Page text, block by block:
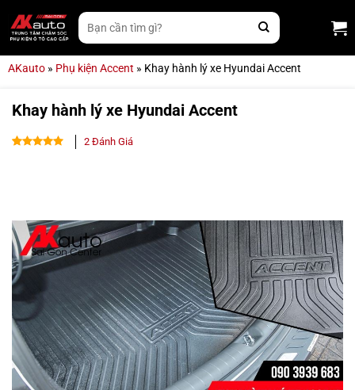
qua
nội
Tìm
kiếm:
AKauto » Phụ kiện Accent » Khay hành lý xe Hyundai Accent
Khay hành lý xe Hyundai Accent
2Đánh Giá